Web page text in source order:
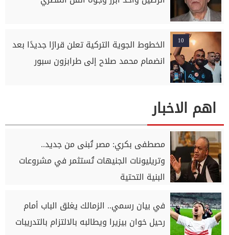
10
الخطوط الجوية التركية تعلن قرارًا جديدًا بعد
انضمام محمد صلاح إلى طرابزون سبور
اهم الاخبار
مصطفى بكري: مصر تُبنى من جديد..
وتريليونات الجنيهات تُستثمر في مشروعات
البنية التحتية
في بيان رسمي.. الزمالك يغلق الباب أمام
رحيل خوان بيزيرا ويطالبه بالالتزام بالتدريبات